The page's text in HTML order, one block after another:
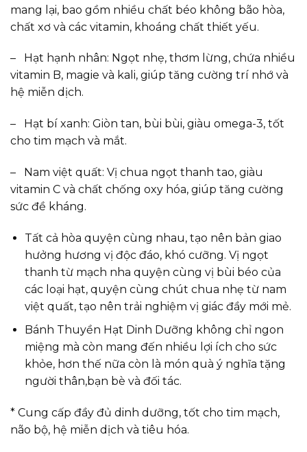
mang lại, bao gồm nhiều chất béo không bão hòa,
chất xơ và các vitamin, khoáng chất thiết yếu.
– Hạt hạnh nhân: Ngọt nhẹ, thơm lừng, chứa nhiều
vitamin B, magie và kali, giúp tăng cường trí nhớ và
hệ miễn dịch.
– Hạt bí xanh: Giòn tan, bùi bùi, giàu omega-3, tốt
cho tim mạch và mắt.
– Nam việt quất: Vị chua ngọt thanh tao, giàu
vitamin C và chất chống oxy hóa, giúp tăng cường
sức đề kháng.
Tất cả hòa quyện cùng nhau, tạo nên bản giao
hưởng hương vị độc đáo, khó cưỡng. Vị ngọt
thanh từ mạch nha quyện cùng vị bùi béo của
các loại hạt, quyện cùng chút chua nhẹ từ nam
việt quất, tạo nên trải nghiệm vị giác đầy mới mẻ.
Bánh Thuyền Hạt Dinh Dưỡng không chỉ ngon
miệng mà còn mang đến nhiều lợi ích cho sức
khỏe, hơn thế nữa còn là món quà ý nghĩa tặng
người thân,bạn bè và đối tác.
* Cung cấp đầy đủ dinh dưỡng, tốt cho tim mạch,
não bộ, hệ miễn dịch và tiêu hóa.